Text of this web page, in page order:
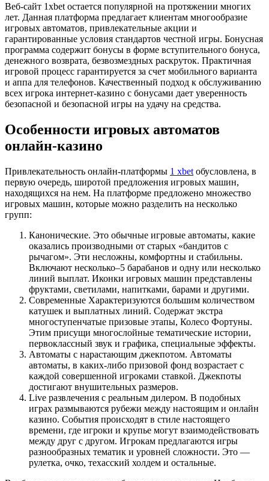
Веб-сайт 1xbet остается популярной на протяжении многих
лет. Данная платформа предлагает клиентам многообразие
игровых автоматов, привлекательные акции и
гарантированные условия стандартов честной игры. Бонусная
программа содержит бонусы в форме вступительного бонуса,
денежного возврата, безвозмездных раскруток. Практичная
игровой процесс гарантируется за счет мобильного варианта
и аппа для телефонов. Качественный подход к обслуживанию
всех игрока интернет-казино с бонусами дает уверенность
безопасной и безопасной игры на удачу на средства.
Особенности игровых автоматов
онлайн-казино
Привлекательность онлайн-платформы 1 xbet обусловлена, в
первую очередь, широтой предложения игровых машин,
находящихся на нем. На платформе предложено множество
игровых машин, которые можно разделить на несколько
групп:
Канонические. Это обычные игровые автоматы, какие
оказались производными от старых «бандитов с
рычагом». Эти несложны, комфортны и стабильны.
Включают несколько–5 барабанов и одну или несколько
линий выплат. Иконки игровых машин представлены
фруктами, светилами, напитками, барами и другими.
Современные Характеризуются большим количеством
катушек и выплатных линий. Содержат экстра
многоступенчатые призовые этапы, Колесо Фортуны.
Этим присущи многослойные тематические истории,
первоклассный звук и графика, специальные эффекты.
Автоматы с нарастающим джекпотом. Автоматы
автоматы, в каких-либо призовой фонд возрастает с
каждой совершенной игроками ставкой. Джекпоты
достигают внушительных размеров.
Live развлечения с реальным дилером. В подобных
играх размываются рубежи между настоящим и онлайн
казино. События происходят в стиле настоящего
времени, где игроки и крупье могут взаимодействовать
между друг с другом. Игрокам предлагаются игры
разнообразных тематик и уровней сложности. Это —
рулетка, очко, техасский холдем и остальные.